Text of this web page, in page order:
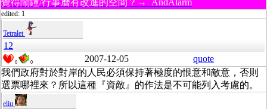
覺得鬧鐘/行事曆有改進的空間？→ AndAlarm
edited: 1
Tetralet
12
0 0 2007-12-05
quote
我們政府對於對岸的人民必須保持著極度的恨意和敵意，否則
選票哪裡來？所以這種『資敵』的作法是不可能列入考慮的。
eliu